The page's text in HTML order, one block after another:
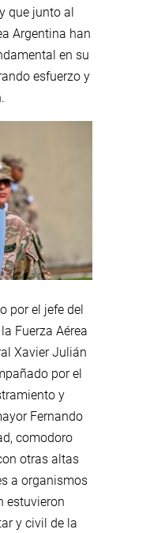
que junto al
Argentina han
en su
esfuerzo y
por el jefe del
Fuerza Aérea
Xavier Julián
por el
y
Fernando
comodoro
otras altas
a organismos
estuvieron
y civil de la